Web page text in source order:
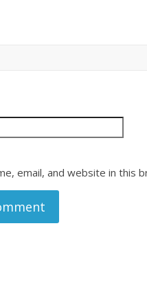
email, and website in this